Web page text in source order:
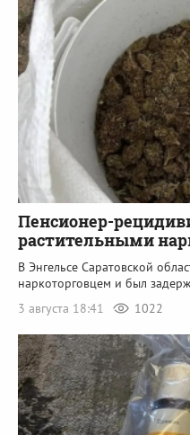
Пенсионер-
растительными
В Энгельсе Саратовской
наркоторговцем и был
3 августа 18:41
1022